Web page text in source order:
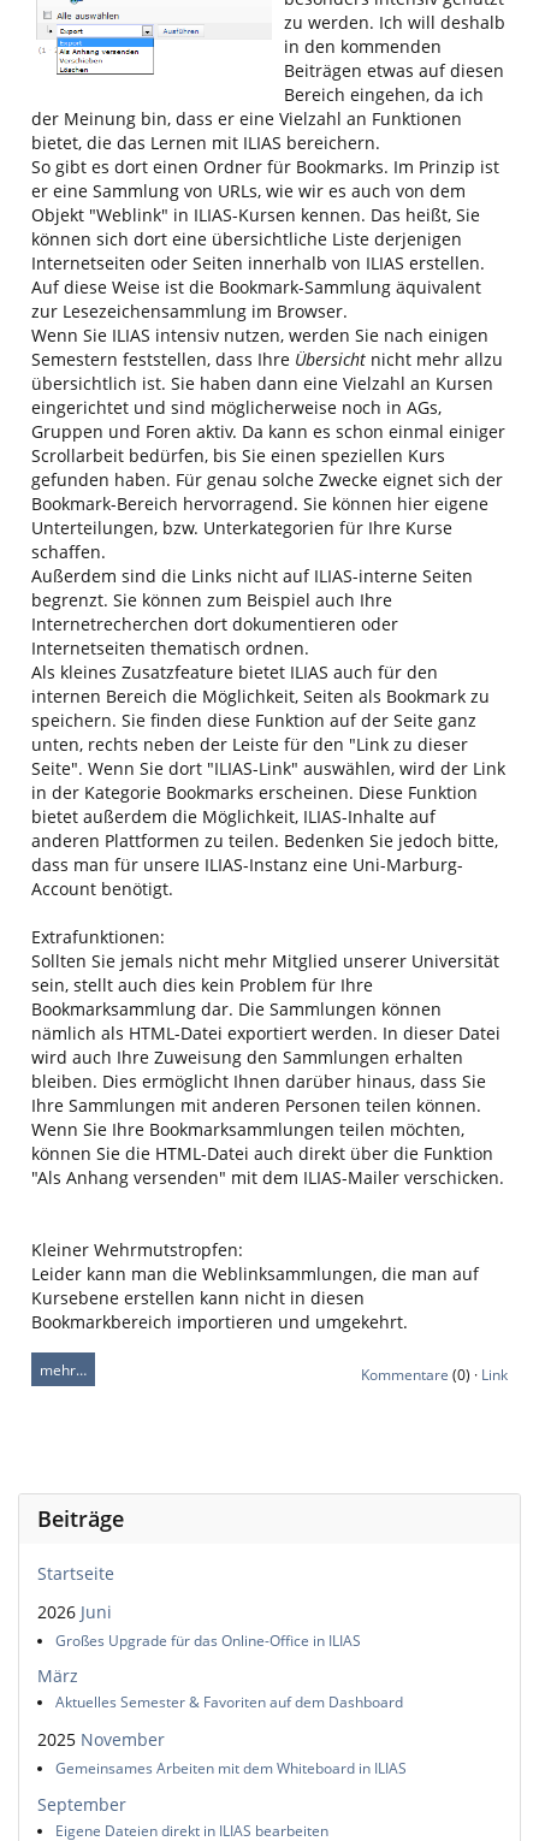
zu werden. Ich will deshalb
in den kommenden
Beiträgen etwas auf diesen
Bereich eingehen, da ich
der Meinung bin, dass er eine Vielzahl an Funktionen
bietet, die das Lernen mit ILIAS bereichern.
So gibt es dort einen Ordner für Bookmarks. Im Prinzip ist
er eine Sammlung von URLs, wie wir es auch von dem
Objekt "Weblink" in ILIAS-Kursen kennen. Das heißt, Sie
können sich dort eine übersichtliche Liste derjenigen
Internetseiten oder Seiten innerhalb von ILIAS erstellen.
Auf diese Weise ist die Bookmark-Sammlung äquivalent
zur Lesezeichensammlung im Browser.
Wenn Sie ILIAS intensiv nutzen, werden Sie nach einigen
Semestern feststellen, dass Ihre Übersicht nicht mehr allzu
übersichtlich ist. Sie haben dann eine Vielzahl an Kursen
eingerichtet und sind möglicherweise noch in AGs,
Gruppen und Foren aktiv. Da kann es schon einmal einiger
Scrollarbeit bedürfen, bis Sie einen speziellen Kurs
gefunden haben. Für genau solche Zwecke eignet sich der
Bookmark-Bereich hervorragend. Sie können hier eigene
Unterteilungen, bzw. Unterkategorien für Ihre Kurse
schaffen.
Außerdem sind die Links nicht auf ILIAS-interne Seiten
begrenzt. Sie können zum Beispiel auch Ihre
Internetrecherchen dort dokumentieren oder
Internetseiten thematisch ordnen.
Als kleines Zusatzfeature bietet ILIAS auch für den
internen Bereich die Möglichkeit, Seiten als Bookmark zu
speichern. Sie finden diese Funktion auf der Seite ganz
unten, rechts neben der Leiste für den "Link zu dieser
Seite". Wenn Sie dort "ILIAS-Link" auswählen, wird der Link
in der Kategorie Bookmarks erscheinen. Diese Funktion
bietet außerdem die Möglichkeit, ILIAS-Inhalte auf
anderen Plattformen zu teilen. Bedenken Sie jedoch bitte,
dass man für unsere ILIAS-Instanz eine Uni-Marburg-
Account benötigt.
Extrafunktionen:
Sollten Sie jemals nicht mehr Mitglied unserer Universität
sein, stellt auch dies kein Problem für Ihre
Bookmarksammlung dar. Die Sammlungen können
nämlich als HTML-Datei exportiert werden. In dieser Datei
wird auch Ihre Zuweisung den Sammlungen erhalten
bleiben. Dies ermöglicht Ihnen darüber hinaus, dass Sie
Ihre Sammlungen mit anderen Personen teilen können.
Wenn Sie Ihre Bookmarksammlungen teilen möchten,
können Sie die HTML-Datei auch direkt über die Funktion
"Als Anhang versenden" mit dem ILIAS-Mailer verschicken.
Kleiner Wehrmutstropfen:
Leider kann man die Weblinksammlungen, die man auf
Kursebene erstellen kann nicht in diesen
Bookmarkbereich importieren und umgekehrt.
mehr… Kommentare (0) · Link
Beiträge
Startseite
2026 Juni
Großes Upgrade für das Online-Office in ILIAS
März
Aktuelles Semester & Favoriten auf dem Dashboard
2025 November
Gemeinsames Arbeiten mit dem Whiteboard in ILIAS
September
Eigene Dateien direkt in ILIAS bearbeiten